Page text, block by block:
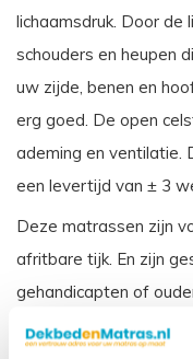
lichaamsdruk. Door
schouders en heupen
uw zijde, benen en
erg goed. De open
ademing en ventilatie.
een levertijd van ± 3
Deze matrassen zijn
afritbare tijk. En zijn
gehandicapten of
matras wordt